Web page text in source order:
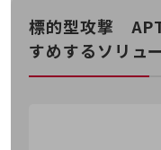
データ通信製品
ドコモケータイ
標的型攻撃
すめするソリュ